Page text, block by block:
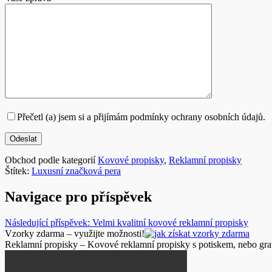
Přečetl (a) jsem si a přijímám podmínky ochrany osobních údajů.
Obchod podle kategorií Kovové propisky, Reklamní propisky
Štítek: Luxusní značková pera
Navigace pro příspěvek
Následující příspěvek: Velmi kvalitní kovové reklamní propisky
Vzorky zdarma – využijte možnosti!
Reklamní propisky – Kovové reklamní propisky s potiskem, nebo